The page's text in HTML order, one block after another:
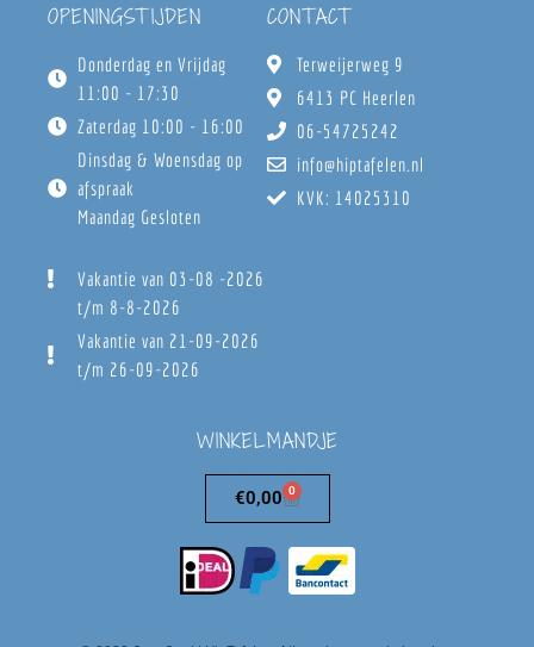
OPENINGSTIJDEN
Donderdag en Vrijdag
11:00 - 17:30
Zaterdag 10:00 - 16:00
Dinsdag & Woensdag op
afspraak
Maandag Gesloten
Vakantie van 03-08 -2026
t/m 8-8-2026
Vakantie van 21-09-2026
t/m 26-09-2026
CONTACT
Terweijerweg 9
6413 PC Heerlen
06-54725242
info@hiptafelen.nl
KVK: 14025310
WINKELMANDJE
€0,00 0